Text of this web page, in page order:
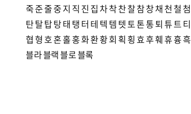
죽준줄중지 직 진 집 차착찬찰참창채 천 철 첨
탄탈탑탕태 탱 터 테 텍 템 텟 토톤통퇴 튜트티
협 형 호혼홀홍화환황회 획 횡 효후훼 휴흉흑
블라블랙 블로블록